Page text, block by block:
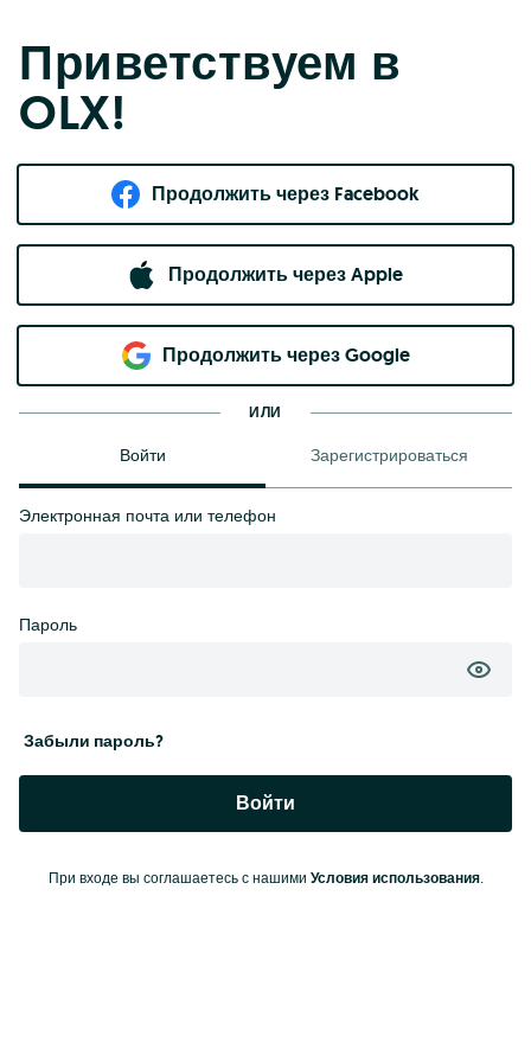
Приветствуем в
OLX!
Продолжить через Facebook
Продолжить через Apple
Продолжить через Google
ИЛИ
Войти Зарегистрироваться
Электронная почта или телефон
Пароль
Забыли пароль?
Войти
При входе вы соглашаетесь с нашими Условия использования.